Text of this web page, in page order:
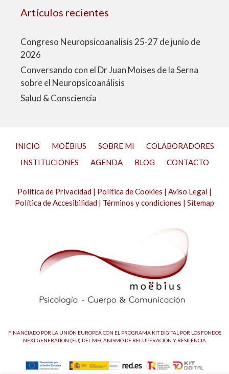
Artículos recientes
Congreso Neuropsicoanalisis 25-27 de junio de
2026
Conversando con el Dr Juan Moises de la Serna
sobre el Neuropsicoanálisis
Salud & Consciencia
INICIO MOËBIUS SOBRE MI
COLABORADORES
INSTITUCIONES
AGENDA BLOG CONTACTO
Política de Privacidad | Política de Cookies | Aviso Legal |
Política de Accesibilidad | Términos y condiciones | Sitemap
FINANCIADO POR LA UNIÓN EUROPEA CON EL PROGRAMA KIT DIGITAL POR LOS FONDOS
NEXT GENERATION (EU) DEL MECANISMO DE RECUPERACIÓN Y RESILENCIA